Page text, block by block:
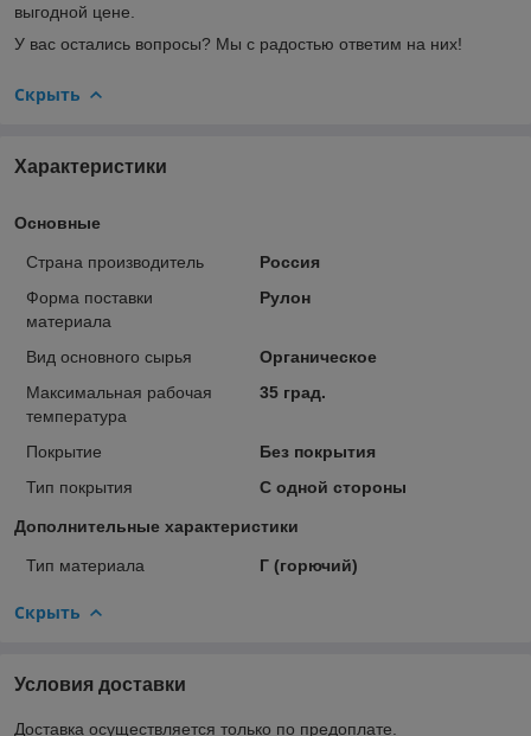
выгодной цене.
У вас остались вопросы? Мы с радостью ответим на них!
Скрыть
Характеристики
Основные
Страна производитель
Россия
Форма поставки
материала
Рулон
Вид основного сырья
Органическое
Максимальная рабочая
температура
35 град.
Покрытие
Без покрытия
Тип покрытия
С одной стороны
Дополнительные характеристики
Тип материала Г (горючий)
Скрыть
Условия доставки
Доставка осуществляется только по предоплате.